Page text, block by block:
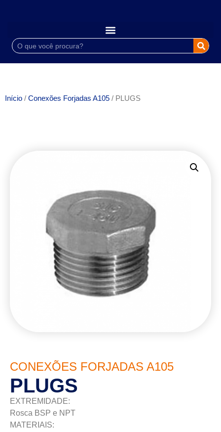
Início / Conexões Forjadas A105 / PLUGS
CONEXÕES FORJADAS A105
PLUGS
EXTREMIDADE:
Rosca BSP e NPT
MATERIAIS: